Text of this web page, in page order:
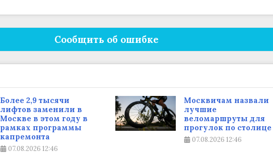
Сообщить об ошибке
Более 2,9 тысячи
лифтов заменили в
Москве в этом году в
рамках программы
капремонта
07.08.2026 12:46
Москвичам назвали
лучшие
веломаршруты для
прогулок по столице
07.08.2026 12:46